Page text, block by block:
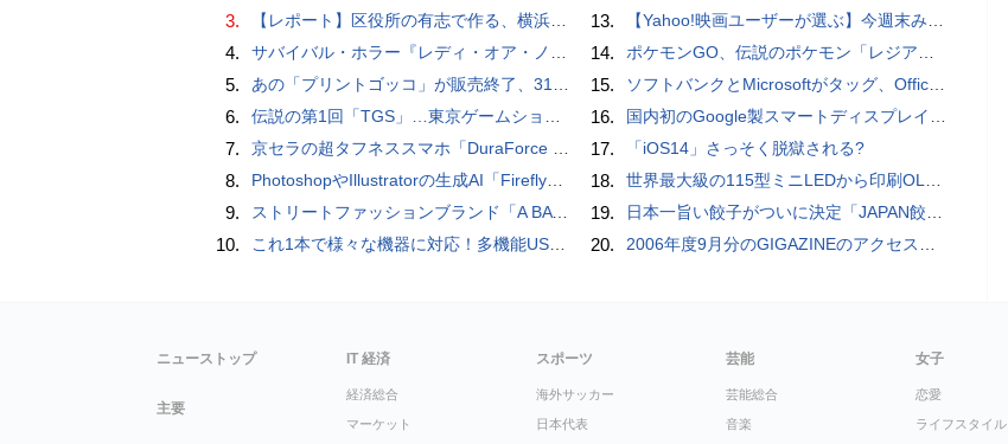
3. 【レポート】区役所の有志で作る、横浜・野毛の魅力を伝えるCM
4. サバイバル・ホラー『レディ・オア・ノット 2』の新本編映像、【バスタイム編】が公開
5. あの「プリントゴッコ」が販売終了、31年の歴史に幕を下ろす
6. 伝説の第1回「TGS」…東京ゲームショウ&#039;96と、当時のベストゲーム10本：レトロゲーム浪漫街道
7. 京セラの超タフネススマホ「DuraForce PRO 2」はアクションカムとしても優秀
8. PhotoshopやIllustratorの生成AI「Firefly」がクレジット制を導入し有料プランでも画像生成枚数が制限されるように
9. ストリートファッションブランド「A BATHING APE」とコラボしたノートPC「ASUS Vivobook S 15 OLED BAPE Edition K5504VA」を紹介【レビュー】
10. これ1本で様々な機器に対応！多機能USB充電ケーブル「10in1オクトパスケーブル」【カリスマ店長の一押し】
13. 【Yahoo!映画ユーザーが選ぶ】今週末みたい映画ランキング（11月2日付） ファン待望のシリーズ第3弾『マイティ・ソー バトルロイヤル』が公開！
14. ポケモンGO、伝説のポケモン「レジアイス」出現。レジロック・レジスチルと伝説レイドボス持ち回り
15. ソフトバンクとMicrosoftがタッグ、Officeツール「Teams」に03電話を統合
16. 国内初のGoogle製スマートディスプレイ「Google Nest Hub」実機レビュー！
17. 「iOS14」さっそく脱獄される?
18. 世界最大級の115型ミニLEDから印刷OLEDまで。最先端のTCL CSOTパネル工場に潜入！
19. 日本一旨い餃子がついに決定「JAPAN餃子大賞2026」授賞式 / コードレスでどこでも使える、電動エアダスター【まとめ記事】
20. 2006年度9月分のGIGAZINEのアクセス解析結果
ニューストップ
主要
IT 経済
経済総合
マーケット
スポーツ
海外サッカー
日本代表
芸能
芸能総合
音楽
女子
恋愛
ライフスタイル